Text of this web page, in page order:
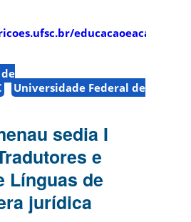
Universidade Federal de
sedia I
e
Línguas de
jurídica